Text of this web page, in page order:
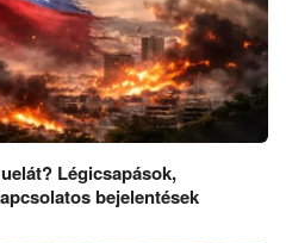
Légicsapások,
bejelentések